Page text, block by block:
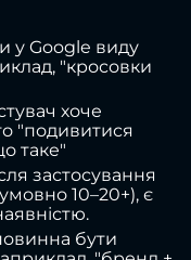
у Google виду
"кросовки
хоче
"подивитися
таке"
застосування
10–20+), є
бути